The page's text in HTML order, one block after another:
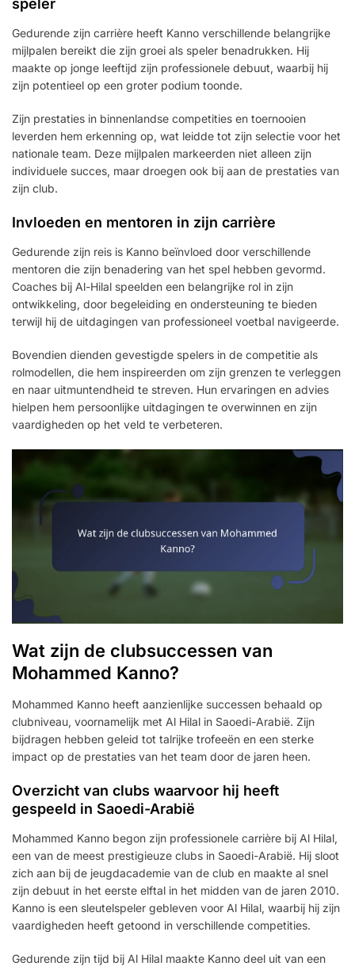
speler
Gedurende zijn carrière heeft Kanno verschillende belangrijke
mijlpalen bereikt die zijn groei als speler benadrukken. Hij
maakte op jonge leeftijd zijn professionele debuut, waarbij hij
zijn potentieel op een groter podium toonde.
Zijn prestaties in binnenlandse competities en toernooien
leverden hem erkenning op, wat leidde tot zijn selectie voor het
nationale team. Deze mijlpalen markeerden niet alleen zijn
individuele succes, maar droegen ook bij aan de prestaties van
zijn club.
Invloeden en mentoren in zijn carrière
Gedurende zijn reis is Kanno beïnvloed door verschillende
mentoren die zijn benadering van het spel hebben gevormd.
Coaches bij Al-Hilal speelden een belangrijke rol in zijn
ontwikkeling, door begeleiding en ondersteuning te bieden
terwijl hij de uitdagingen van professioneel voetbal navigeerde.
Bovendien dienden gevestigde spelers in de competitie als
rolmodellen, die hem inspireerden om zijn grenzen te verleggen
en naar uitmuntendheid te streven. Hun ervaringen en advies
hielpen hem persoonlijke uitdagingen te overwinnen en zijn
vaardigheden op het veld te verbeteren.
Wat zijn de clubsuccessen van
Mohammed Kanno?
Mohammed Kanno heeft aanzienlijke successen behaald op
clubniveau, voornamelijk met Al Hilal in Saoedi-Arabië. Zijn
bijdragen hebben geleid tot talrijke trofeeën en een sterke
impact op de prestaties van het team door de jaren heen.
Overzicht van clubs waarvoor hij heeft
gespeeld in Saoedi-Arabië
Mohammed Kanno begon zijn professionele carrière bij Al Hilal,
een van de meest prestigieuze clubs in Saoedi-Arabië. Hij sloot
zich aan bij de jeugdacademie van de club en maakte al snel
zijn debuut in het eerste elftal in het midden van de jaren 2010.
Kanno is een sleutelspeler gebleven voor Al Hilal, waarbij hij zijn
vaardigheden heeft getoond in verschillende competities.
Gedurende zijn tijd bij Al Hilal maakte Kanno deel uit van een